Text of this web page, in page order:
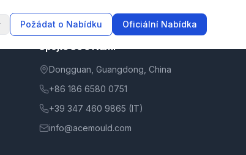
Požádat o Nabídku Oficiální Nabídka
Spojte Se s Námi
Dongguan, Guangdong, China
+86 186 6580 0751
+39 347 460 9865 (IT)
info@acemould.com